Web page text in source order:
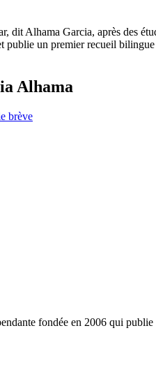
dit Alhama Garcia, après des
publie un premier recueil
Alhama
brève
fondée en 2006 qui